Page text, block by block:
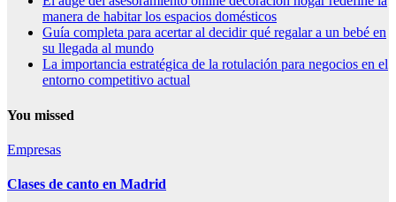
manera de habitar los espacios domésticos
Guía completa para acertar al decidir qué regalar a un bebé en
su llegada al mundo
La importancia estratégica de la rotulación para negocios en el
entorno competitivo actual
You missed
Empresas
Clases de canto en Madrid